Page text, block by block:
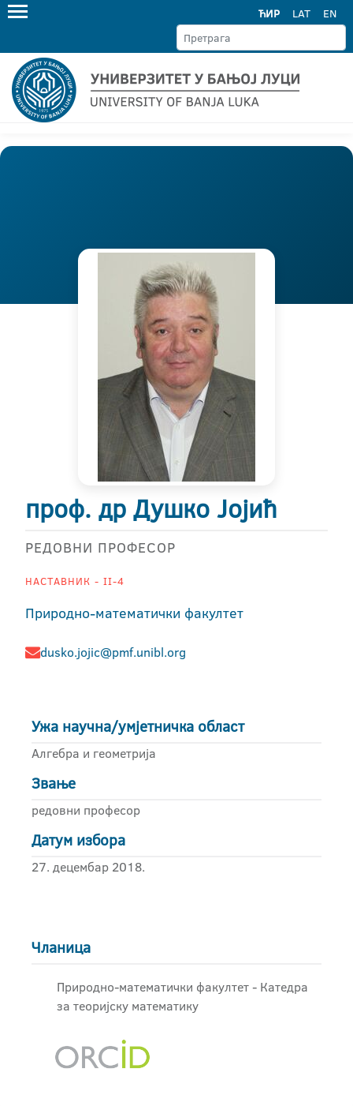
ЋИР LAT EN
проф. др Душко Јојић
РЕДОВНИ ПРОФЕСОР
НАСТАВНИК - II-4
Природно-математички факултет
dusko.jojic@pmf.unibl.org
Ужа научна/умјетничка област
Алгебра и геометрија
Звање
редовни професор
Датум избора
27. децембар 2018.
Чланица
Природно-математички факултет - Катедра
за теоријску математику